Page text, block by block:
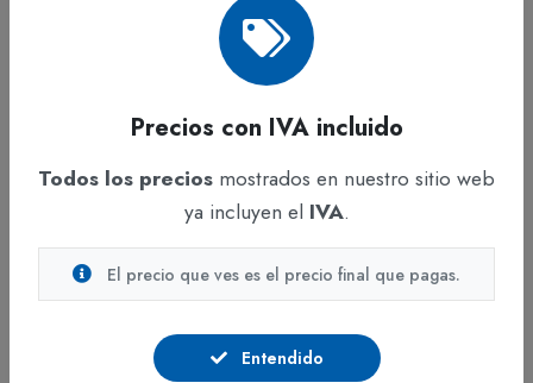
Cinta Enmascarar Cintandina
12 mm (½") x 40 Metros
En stock
IVA incluido
Útiles de oficinas
Sacaganchos Rank 271
En stock
Precios con IVA incluido
Todos los precios mostrados en nuestro sitio web
ya incluyen el IVA.
El precio que ves es el precio final que pagas.
Entendido